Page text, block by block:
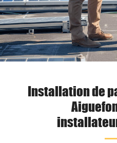
Installation de